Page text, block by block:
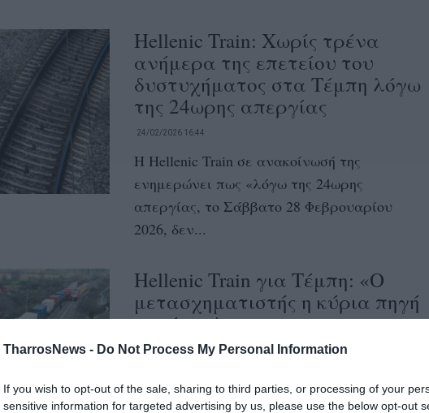
TharrosNews - Do Not Process My Personal Information
If you wish to opt-out of the sale, sharing to third parties, or processing of your
sensitive information for targeted advertising by us, please use the below opt-out
Hellenic Train: Χωρίς τρένα
ανήμερα της επετείου του
δυστυχήματος στα Τέμπη λόγω
της 24ωρης απεργίας
24/02/2026 16:44
Η Hellenic Train σε ανακοίνωσή της
ενημερώνει πως «λόγω της 24ωρης
απεργίας, το Σάββατο 28 Φεβρουαρίου
2026, δεν...
Hellenic Train για Τέμπη: «Ο
μετασχηματιστής η κύρια πηγή
της έκρηξης»
23/02/2025 10:33
πως το βαγόνι Β2 κάηκε εντελώς, επειδή